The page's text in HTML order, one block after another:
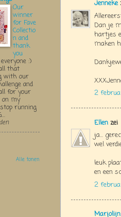
Jenneke
Dan je
hartjes
maken
2
Ellen zei
ja...
wel
leuk
en een
2
Our
winner
for Fave
Collectio
n and
thank
you
:)
that
with our
and
for your
on my
running
Alle tonen